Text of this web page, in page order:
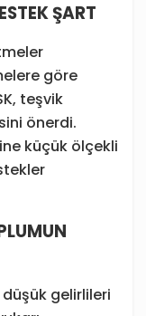
ŞART
göre
teşvik
önerdi.
küçük ölçekli
gelirlileri